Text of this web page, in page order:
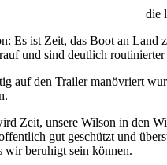
die
Es ist Zeit, das Boot an
und sind deutlich
auf den Trailer manövriert
Zeit, unsere Wilson in den
gut geschützt und
wir beruhigt sein können.